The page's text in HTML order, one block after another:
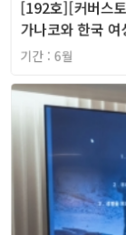
[192호][커버스
가나코와 한국
기간 : 6월